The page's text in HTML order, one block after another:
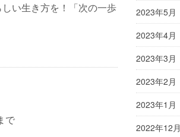
い生き方を！「次の一歩
で
2023年5月
2023年4月
2023年3月
2023年2月
2023年1月
2022年12月